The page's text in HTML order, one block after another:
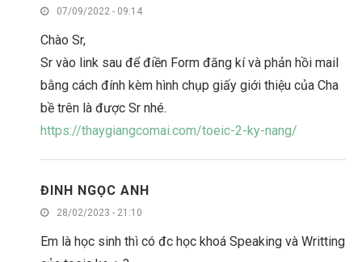
07/09/2022 - 09:14
Chào Sr,
Sr vào link sau để điền Form đăng kí và phản hồi mail
bằng cách đính kèm hình chụp giấy giới thiệu của Cha
bề trên là được Sr nhé.
https://thaygiangcomai.com/toeic-2-ky-nang/
ĐINH NGỌC ANH
28/02/2023 - 21:10
Em là học sinh thì có đc học khoá Speaking và Writting